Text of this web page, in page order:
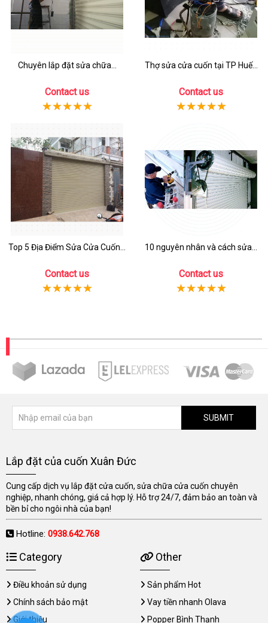
Chuyên lắp đặt sửa chữa...
Contact us
Thợ sửa cửa cuốn tại TP Huế...
Contact us
Top 5 Địa Điểm Sửa Cửa Cuốn...
Contact us
10 nguyên nhân và cách sửa...
Contact us
SUBMIT
Lắp đặt của cuốn Xuân Đức
Cung cấp dịch vụ lắp đặt cửa cuốn, sửa chữa cửa cuốn chuyên
nghiệp, nhanh chóng, giá cả hợp lý. Hỗ trợ 24/7, đảm bảo an toàn và
bền bỉ cho ngôi nhà của bạn!
Hotline: 0938.642.768
Category
Điều khoản sử dụng
Chính sách bảo mật
Giới thiệu
Other
Sản phẩm Hot
Vay tiền nhanh Olava
Popper Bình Thạnh